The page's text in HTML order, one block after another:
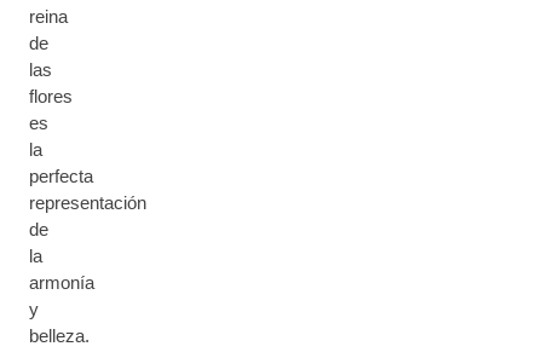
reina
de
las
flores
es
la
perfecta
representación
de
la
armonía
y
belleza.